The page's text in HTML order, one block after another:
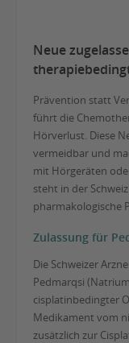
Neue
Prävention statt
führt die
Hörverlust. Diese
vermeidbar und
mit Hörgeräten
steht in der
pharmakologische
Zulassung für
Die Schweizer
Pedmarqsi
cisplatinbedingter
Medikament vom
zusätzlich zur